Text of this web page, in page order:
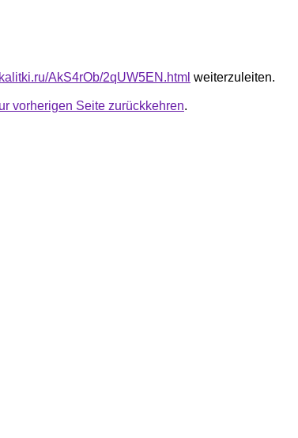
AkS4rOb/2qUW5EN.html weiterzuleiten.
vorherigen Seite zurückkehren.